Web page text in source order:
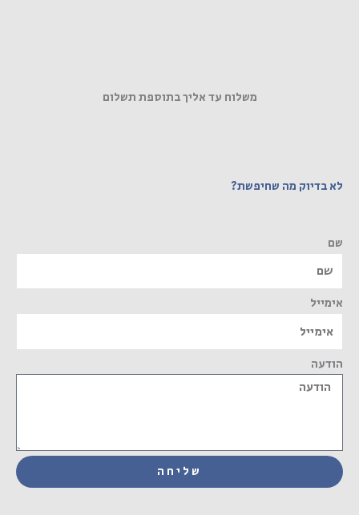
משלוח עד אליך בתוספת תשלום
לא בדיוק מה שחיפשת?
שם
אימייל
הודעה
שליחה